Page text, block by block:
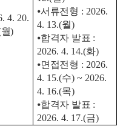
4. 20.
월)
⦁서류전형 : 2026.
4. 13.(월)
⦁합격자 발표 :
2026. 4. 14.(화)
⦁면접전형 : 2026.
4. 15.(수) ~ 2026.
4. 16.(목)
⦁합격자 발표 :
2026. 4. 17.(금)